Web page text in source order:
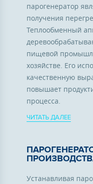
парогенератор
получения
Теплообменный
пищевой
хозяйстве. Его
качественную
повышает
процесса.
ЧИТАТЬ ДАЛЕЕ
Устанавливая